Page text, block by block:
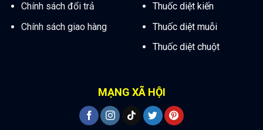
Chính sách đổi trả
Chính sách giao hàng
Thuốc diệt kiến
Thuốc diệt muỗi
Thuốc diệt chuột
MẠNG XÃ HỘI